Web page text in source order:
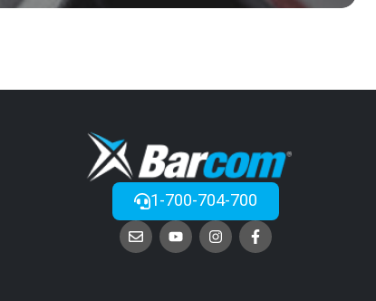
1-700-704-700